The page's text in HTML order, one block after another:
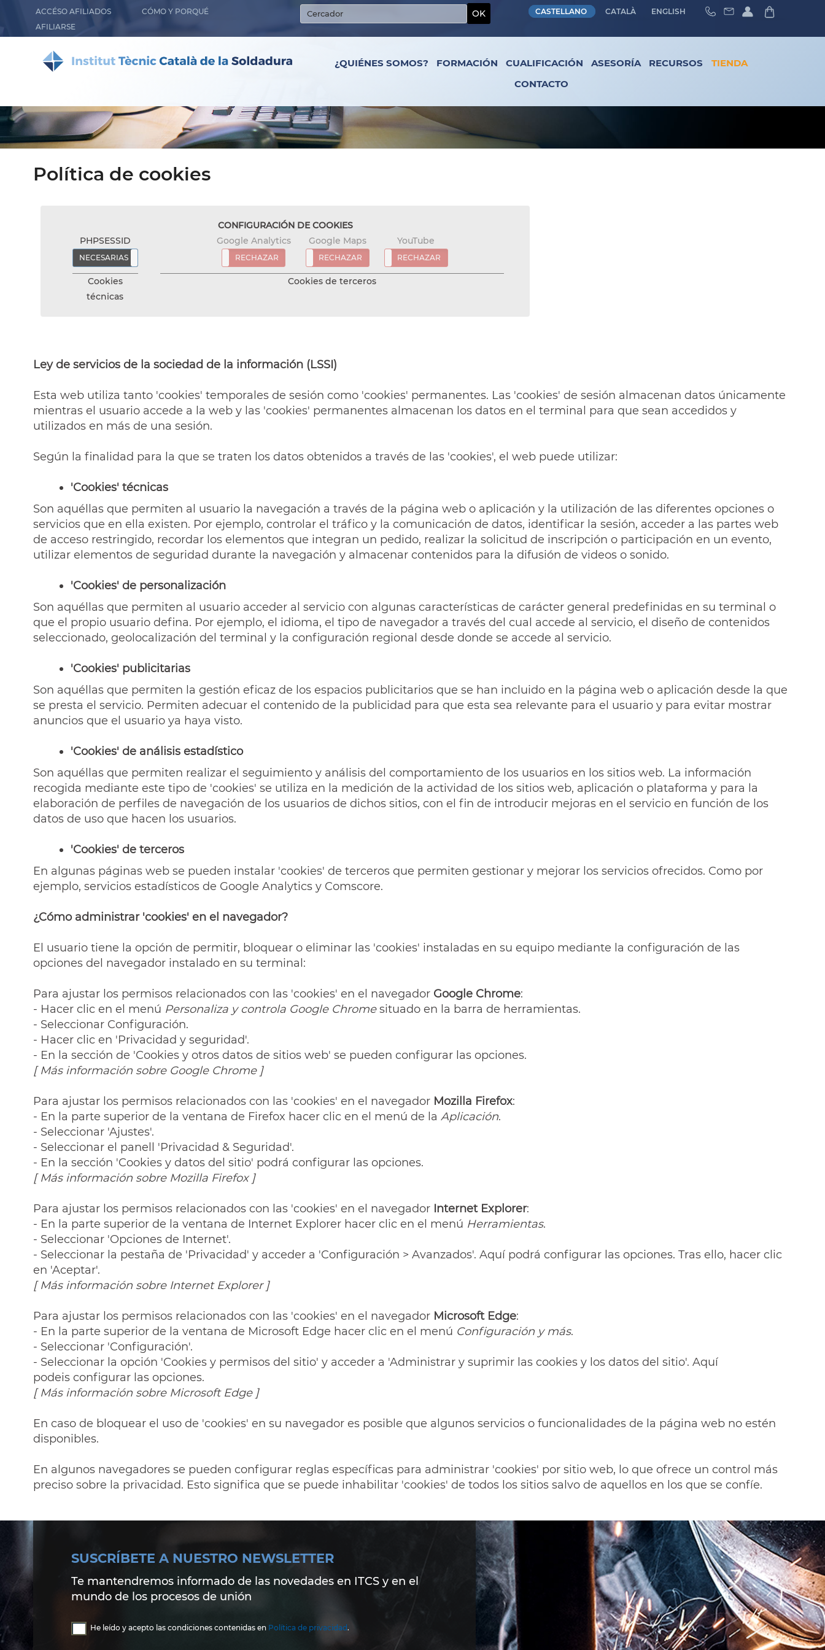
ACCÉSO AFILIADOS
CÓMO Y PORQUÉ
AFILIARSE
OK CASTELLANO CATALÀ ENGLISH
¿QUIÉNES SOMOS? FORMACIÓN CUALIFICACIÓN ASESORÍA RECURSOS
TIENDA
CONTACTO
Política de cookies
CONFIGURACIÓN DE COOKIES
PHPSESSID
NECESARIAS
Cookies
técnicas
Google Analytics
RECHAZAR
Google Maps
ACEPTAR RECHAZAR
YouTube
ACEPTAR RECHAZAR
Cookies de terceros
Ley de servicios de la sociedad de la información (LSSI)
Esta web utiliza tanto 'cookies' temporales de sesión como 'cookies' permanentes. Las 'cookies' de sesión almacenan datos únicamente
mientras el usuario accede a la web y las 'cookies' permanentes almacenan los datos en el terminal para que sean accedidos y
utilizados en más de una sesión.
Según la finalidad para la que se traten los datos obtenidos a través de las 'cookies', el web puede utilizar:
'Cookies' técnicas
Son aquéllas que permiten al usuario la navegación a través de la página web o aplicación y la utilización de las diferentes opciones o
servicios que en ella existen. Por ejemplo, controlar el tráfico y la comunicación de datos, identificar la sesión, acceder a las partes web
de acceso restringido, recordar los elementos que integran un pedido, realizar la solicitud de inscripción o participación en un evento,
utilizar elementos de seguridad durante la navegación y almacenar contenidos para la difusión de videos o sonido.
'Cookies' de personalización
Son aquéllas que permiten al usuario acceder al servicio con algunas características de carácter general predefinidas en su terminal o
que el propio usuario defina. Por ejemplo, el idioma, el tipo de navegador a través del cual accede al servicio, el diseño de contenidos
seleccionado, geolocalización del terminal y la configuración regional desde donde se accede al servicio.
'Cookies' publicitarias
Son aquéllas que permiten la gestión eficaz de los espacios publicitarios que se han incluido en la página web o aplicación desde la que
se presta el servicio. Permiten adecuar el contenido de la publicidad para que esta sea relevante para el usuario y para evitar mostrar
anuncios que el usuario ya haya visto.
'Cookies' de análisis estadístico
Son aquéllas que permiten realizar el seguimiento y análisis del comportamiento de los usuarios en los sitios web. La información
recogida mediante este tipo de 'cookies' se utiliza en la medición de la actividad de los sitios web, aplicación o plataforma y para la
elaboración de perfiles de navegación de los usuarios de dichos sitios, con el fin de introducir mejoras en el servicio en función de los
datos de uso que hacen los usuarios.
'Cookies' de terceros
En algunas páginas web se pueden instalar 'cookies' de terceros que permiten gestionar y mejorar los servicios ofrecidos. Como por
ejemplo, servicios estadísticos de Google Analytics y Comscore.
¿Cómo administrar 'cookies' en el navegador?
El usuario tiene la opción de permitir, bloquear o eliminar las 'cookies' instaladas en su equipo mediante la configuración de las
opciones del navegador instalado en su terminal:
Para ajustar los permisos relacionados con las 'cookies' en el navegador Google Chrome:
- Hacer clic en el menú Personaliza y controla Google Chromesituado en la barra de herramientas.
- Seleccionar Configuración.
- Hacer clic en 'Privacidad y seguridad'.
- En la sección de 'Cookies y otros datos de sitios web' se pueden configurar las opciones.
[Más información sobre Google Chrome]
Para ajustar los permisos relacionados con las 'cookies' en el navegador Mozilla Firefox:
- En la parte superior de la ventana de Firefox hacer clic en el menú de la Aplicación.
- Seleccionar 'Ajustes'.
- Seleccionar el panell 'Privacidad & Seguridad'.
- En la sección 'Cookies y datos del sitio' podrá configurar las opciones.
[Más información sobre Mozilla Firefox]
Para ajustar los permisos relacionados con las 'cookies' en el navegador Internet Explorer:
- En la parte superior de la ventana de Internet Explorer hacer clic en el menú Herramientas.
- Seleccionar 'Opciones de Internet'.
- Seleccionar la pestaña de 'Privacidad' y acceder a 'Configuración > Avanzados'. Aquí podrá configurar las opciones. Tras ello, hacer clic
en 'Aceptar'.
[Más información sobre Internet Explorer]
Para ajustar los permisos relacionados con las 'cookies' en el navegador Microsoft Edge:
- En la parte superior de la ventana de Microsoft Edge hacer clic en el menú Configuración y más.
- Seleccionar 'Configuración'.
- Seleccionar la opción 'Cookies y permisos del sitio' y acceder a 'Administrar y suprimir las cookies y los datos del sitio'. Aquí
podeis configurar las opciones.
[Más información sobre Microsoft Edge]
En caso de bloquear el uso de 'cookies' en su navegador es posible que algunos servicios o funcionalidades de la página web no estén
disponibles.
En algunos navegadores se pueden configurar reglas específicas para administrar 'cookies' por sitio web, lo que ofrece un control más
preciso sobre la privacidad. Esto significa que se puede inhabilitar 'cookies' de todos los sitios salvo de aquellos en los que se confíe.
SUSCRÍBETE A NUESTRO NEWSLETTER
Te mantendremos informado de las novedades en ITCS y en el
mundo de los procesos de unión
He leído y acepto las condiciones contenidas en Política de privacidad.